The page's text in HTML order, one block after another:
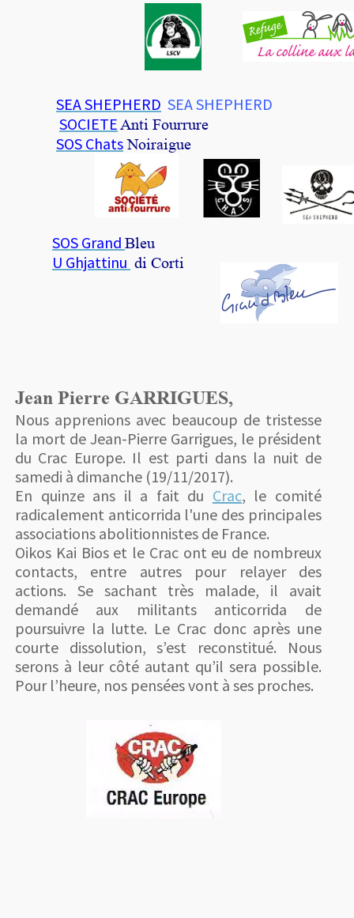
SEA SHEPHERD SEA SHEPHERD
SOCIETEAnti Fourrure
SOS ChatsNoiraigue
SOS Grand Bleu
U Ghjattinu di Corti
Jean Pierre GARRIGUES,
Nous apprenions avec beaucoup de tristesse
la mort de Jean-Pierre Garrigues, le président
du Crac Europe. Il est parti dans la nuit de
samedi à dimanche (19/11/2017).
En quinze ans il a fait du Crac, le comité
radicalement anticorrida l'une des principales
associations abolitionnistes de France.
Oikos Kai Bios et le Crac ont eu de nombreux
contacts, entre autres pour relayer des
actions. Se sachant très malade, il avait
demandé aux militants anticorrida de
poursuivre la lutte. Le Crac donc après une
courte dissolution, s’est reconstitué. Nous
serons à leur côté autant qu’il sera possible.
Pour l’heure, nos pensées vont à ses proches.